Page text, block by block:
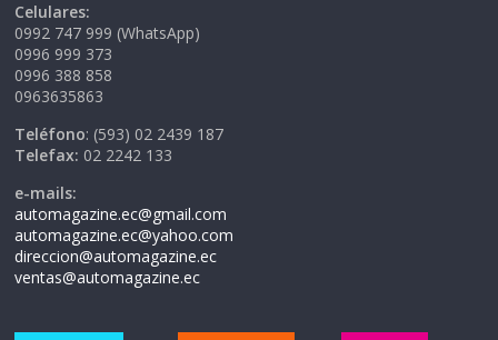
Celulares:
0992 747 999 (WhatsApp)
0996 999 373
0996 388 858
0963635863
Teléfono: (593) 02 2439 187
Telefax: 02 2242 133
e-mails:
automagazine.ec@gmail.com
automagazine.ec@yahoo.com
direccion@automagazine.ec
ventas@automagazine.ec